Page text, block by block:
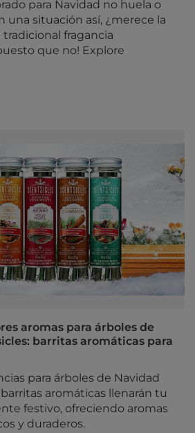
para Navidad no huela o
una situación así, ¿merece la
fragancia
que no! Explore
aromas para árboles de
barritas aromáticas para
para árboles de Navidad
aromáticas llenarán tu
festivo, ofreciendo aromas
y duraderos.